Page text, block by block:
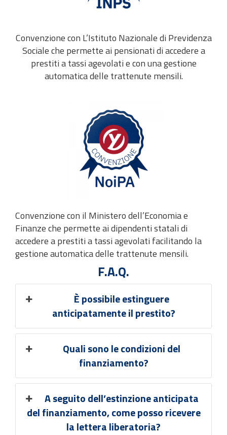
Convenzione con L’Istituto Nazionale di Previdenza
Sociale che permette ai pensionati di accedere a
prestiti a tassi agevolati e con una gestione
automatica delle trattenute mensili.
Convenzione con il Ministero dell’Economia e
Finanze che permette ai dipendenti statali di
accedere a prestiti a tassi agevolati facilitando la
gestione automatica delle trattenute mensili.
F.A.Q.
È possibile estinguere
anticipatamente il prestito?
Quali sono le condizioni del
finanziamento?
A seguito dell’estinzione anticipata
del finanziamento, come posso ricevere
la lettera liberatoria?